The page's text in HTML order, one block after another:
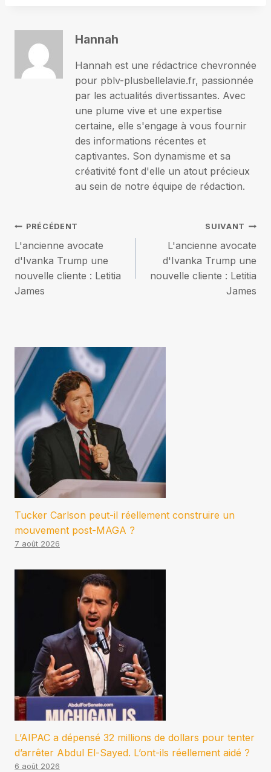
Hannah
Hannah est une rédactrice chevronnée
pour pblv-plusbellelavie.fr, passionnée
par les actualités divertissantes. Avec
une plume vive et une expertise
certaine, elle s'engage à vous fournir
des informations récentes et
captivantes. Son dynamisme et sa
créativité font d'elle un atout précieux
au sein de notre équipe de rédaction.
Navigation
de
l’article
PRÉCÉDENT
L'ancienne avocate
d'Ivanka Trump une
nouvelle cliente : Letitia
James
SUIVANT
L'ancienne avocate
d'Ivanka Trump une
nouvelle cliente : Letitia
James
Tucker Carlson peut-il réellement construire un
mouvement post-MAGA ?
7 août 2026
L’AIPAC a dépensé 32 millions de dollars pour tenter
d’arrêter Abdul El-Sayed. L’ont-ils réellement aidé ?
6 août 2026